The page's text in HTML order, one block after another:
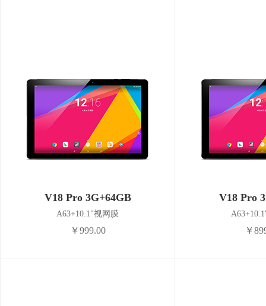
V18 Pro 3G+64GB
A63+10.1"视网膜
￥999.00
V18 Pro
￥